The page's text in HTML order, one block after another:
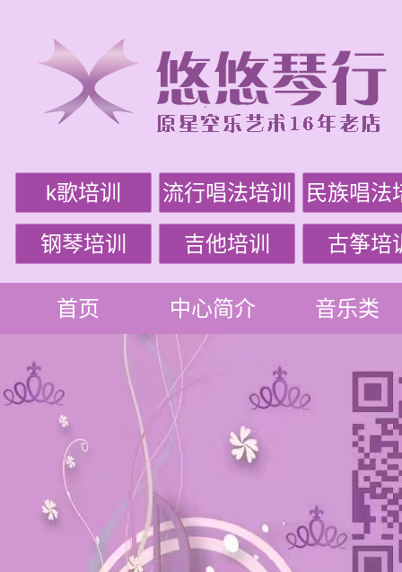
k歌培训 流行唱法培训 民族唱法
钢琴培训 吉他培训 古筝培
首页 中心简介 音乐类